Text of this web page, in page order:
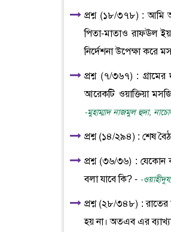
প্রশ্ন (১৮/৩৭৮) : আমি
পিতা-মাতাও রাফঊল
নির্দেশনা উপেক্ষা
প্রশ্ন (৭/৩৬৭) : গ্রামের
আরেকটি ওয়াক্তিয়া
-মুহাম্মাদ নাজমুল হুদা,
প্রশ্ন (১৪/২৯৪) : শেষ
প্রশ্ন (৩৬/৩৬) : যেকোন
বলা যাবে কি? - -
প্রশ্ন (২৮/৩৪৮) :
হয় না। অতএব এর